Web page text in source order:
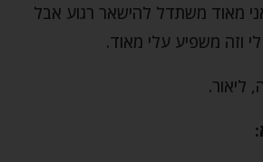
מאוד משתדל להישאר רגוע אבל
וזה משפיע עלי מאוד.
ליאור.